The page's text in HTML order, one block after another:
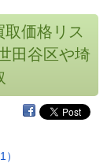
価格リス
田谷区や埼